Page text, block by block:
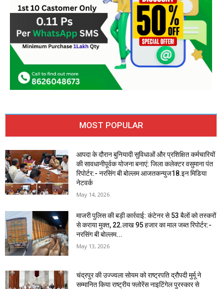
MOST POPULAR
आपदा के दौरान बुनियादी सुविधाओं और प्रशिक्षित कर्मचारियों
की सावधानीपूर्वक योजना बनाएं: जिला कलेक्टर वसुमाना पंत
रिपोर्टर:- नरसिंग बी बोल्लम आजतकन्युज18.इन मिडिया
नेटवर्क
May 14, 2026
माजरी पुलिस की बड़ी कार्रवाई: कंटेनर से 53 बैलों को तस्करों
से कराया मुक्त, 22.लाख 95 हजार का माल जब्त रिपोर्टर:-
नरसिंग बी बोल्लम...
May 13, 2026
चंद्रपुर की उज्ज्वला सोयम को राष्ट्रपति द्रौपदी मुर्मू ने
सम्मानित किया राष्ट्रीय फ्लोरेंस नाइटिंगेल पुरस्कार से